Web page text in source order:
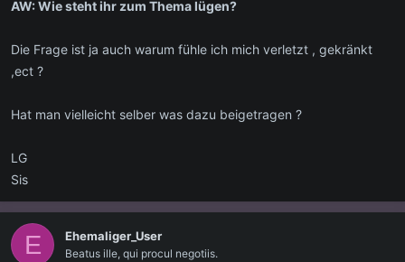
AW: Wie steht ihr zum Thema lügen?
Die Frage ist ja auch warum fühle ich mich verletzt , gekränkt
,ect ?
Hat man vielleicht selber was dazu beigetragen ?
LG
Sis
E Ehemaliger_User
Beatus ille, qui procul negotiis.